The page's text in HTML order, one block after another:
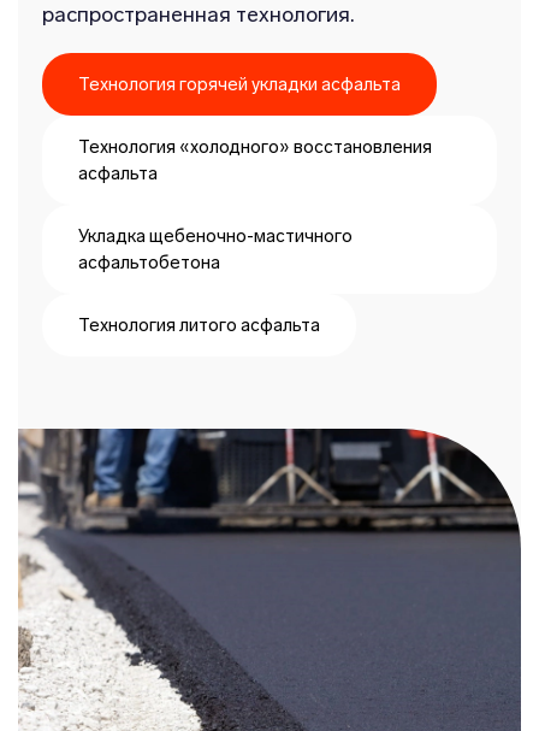
распространенная технология.
Технология горячей укладки асфальта
Технология «холодного» восстановления
асфальта
Укладка щебеночно-мастичного
асфальтобетона
Технология литого асфальта